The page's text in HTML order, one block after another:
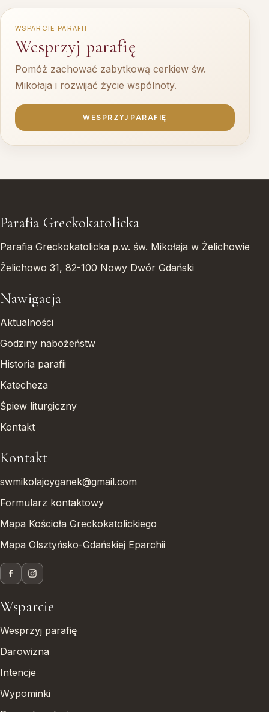
WSPARCIE PARAFII
Wesprzyj parafię
Pomóż zachować zabytkową cerkiew św.
Mikołaja i rozwijać życie wspólnoty.
WESPRZYJ PARAFIĘ
Parafia Greckokatolicka
Parafia Greckokatolicka p.w. św. Mikołaja w Żelichowie
Żelichowo 31, 82-100 Nowy Dwór Gdański
Nawigacja
Aktualności
Godziny nabożeństw
Historia parafii
Katecheza
Śpiew liturgiczny
Kontakt
Kontakt
swmikolajcyganek@gmail.com
Formularz kontaktowy
Mapa Kościoła Greckokatolickiego
Mapa Olsztyńsko-Gdańskiej Eparchii
Wsparcie
Wesprzyj parafię
Darowizna
Intencje
Wypominki